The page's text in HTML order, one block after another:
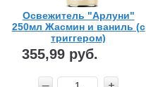
Освежитель "Арлуни"
250мл Жасмин и ваниль (с
триггером)
355,99 руб.